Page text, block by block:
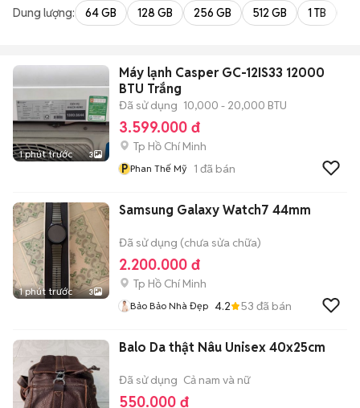
Dung lượng: 64 GB 128 GB 256 GB 512 GB 1 TB
1 phút trước 3
Máy lạnh Casper GC-12IS33 12000
BTU Trắng
Đã sử dụng 10,000 - 20,000 BTU
3.599.000 đ
Tp Hồ Chí Minh
P Phan Thế Mỹ 1 đã bán
1 phút trước 3
Samsung Galaxy Watch7 44mm
Đã sử dụng (chưa sửa chữa)
2.200.000 đ
Tp Hồ Chí Minh
Bảo Bảo Nhà Đẹp 4.2 53 đã bán
Balo Da thật Nâu Unisex 40x25cm
Đã sử dụng Cả nam và nữ
550.000 đ